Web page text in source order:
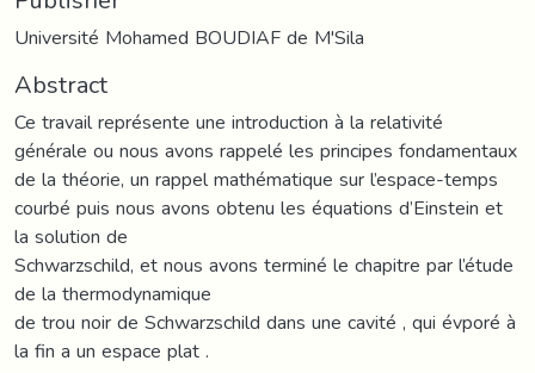
Université Mohamed BOUDIAF de M'Sila
Abstract
Ce travail représente une introduction à la relativité
générale ou nous avons rappelé les principes fondamentaux
de la théorie, un rappel mathématique sur l’espace-temps
courbé puis nous avons obtenu les équations d’Einstein et
la solution de
Schwarzschild, et nous avons terminé le chapitre par l’étude
de la thermodynamique
de trou noir de Schwarzschild dans une cavité , qui évporé à
la fin a un espace plat .